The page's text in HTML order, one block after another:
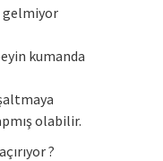
gelmiyor
kumanda
olabilir.
?